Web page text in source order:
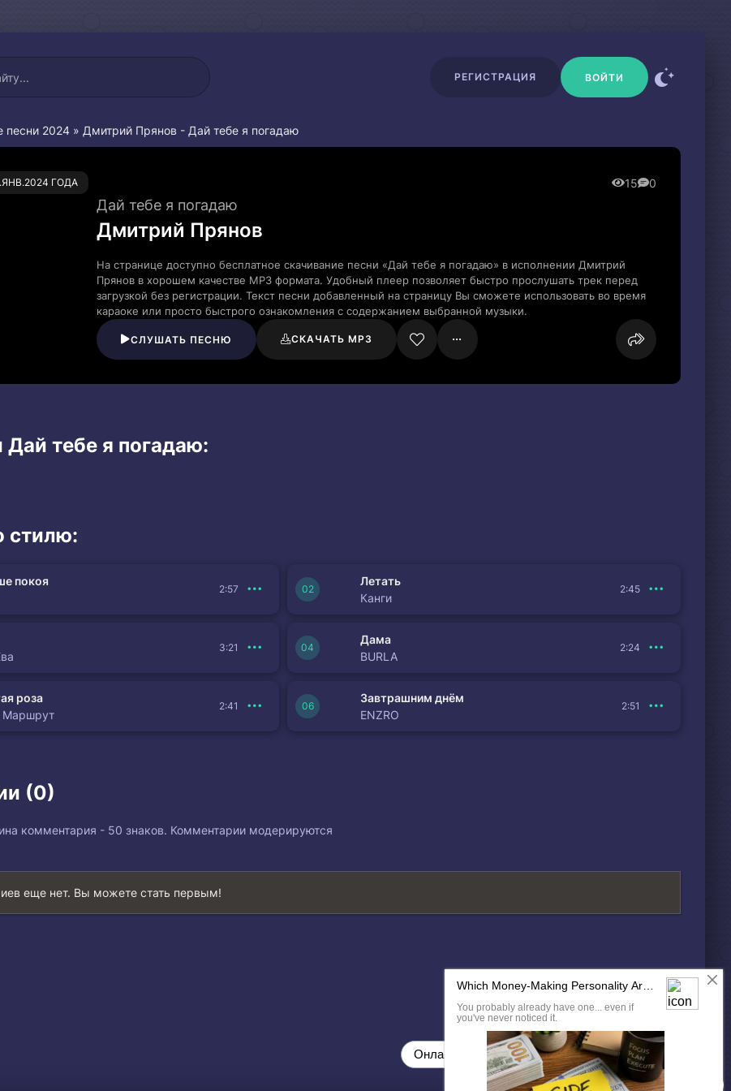
РЕГИСТРАЦИЯ ВОЙТИ
песни 2024 » Дмитрий Прянов - Дай тебе я погадаю
ГОДА 15 0
0
Дай тебе я погадаю
Дмитрий Прянов
На странице доступно бесплатное скачивание песни «Дай тебе я погадаю» в исполнении Дмитрий
Прянов в хорошем качестве MP3 формата. Удобный плеер позволяет быстро прослушать трек перед
загрузкой без регистрации. Текст песни добавленный на страницу Вы сможете использовать во время
караоке или просто быстрого ознакомления с содержанием выбранной музыки.
СЛУШАТЬ ПЕСНЮ СКАЧАТЬ MP3
Дай тебе я погадаю:
стилю:
покоя
2:57
Летать
Канги
2:45
3:21
Дама
BURLA
2:24
роза
Маршрут
2:41
Завтрашним днём
ENZRO
2:51
(0)
комментария - 50 знаков. Комментарии модерируются
еще нет. Вы можете стать первым!